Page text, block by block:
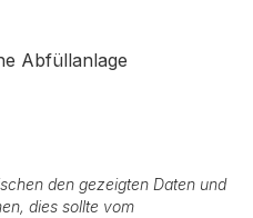
Abfüllanlage
den gezeigten Daten und
dies sollte vom